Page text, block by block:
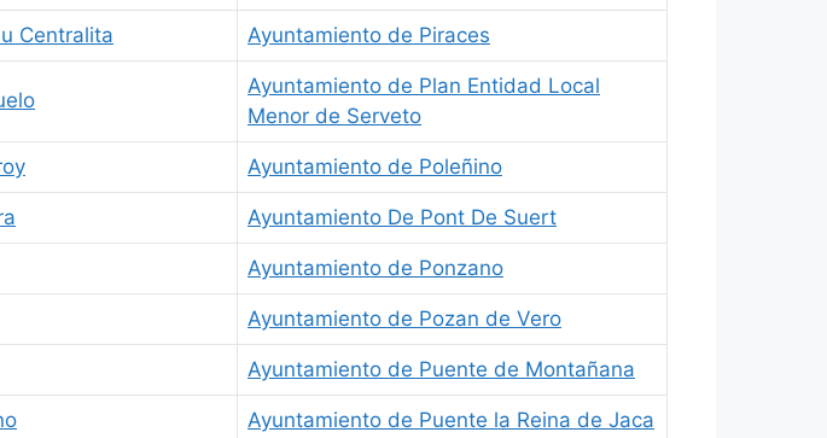
Centralita Ayuntamiento de Piraces
Ayuntamiento de Plan Entidad Local
Menor de Serveto
Ayuntamiento de Poleñino
Ayuntamiento De Pont De Suert
Ayuntamiento de Ponzano
Ayuntamiento de Pozan de Vero
Ayuntamiento de Puente de Montañana
Ayuntamiento de Puente la Reina de Jaca